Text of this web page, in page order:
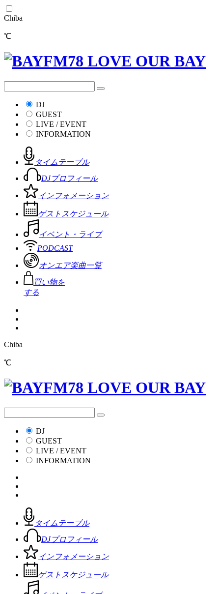
Chiba
℃
DJ
GUEST
LIVE / EVENT
INFORMATION
タイムテーブル
DJプロフィール
インフォメーション
ゲストスケジュール
イベント・ライブ
PODCAST
オンエア楽曲一覧
買い物を
する
Chiba
℃
DJ
GUEST
LIVE / EVENT
INFORMATION
タイムテーブル
DJプロフィール
インフォメーション
ゲストスケジュール